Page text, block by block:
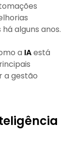
alguns anos.
a IAestá
a gestão